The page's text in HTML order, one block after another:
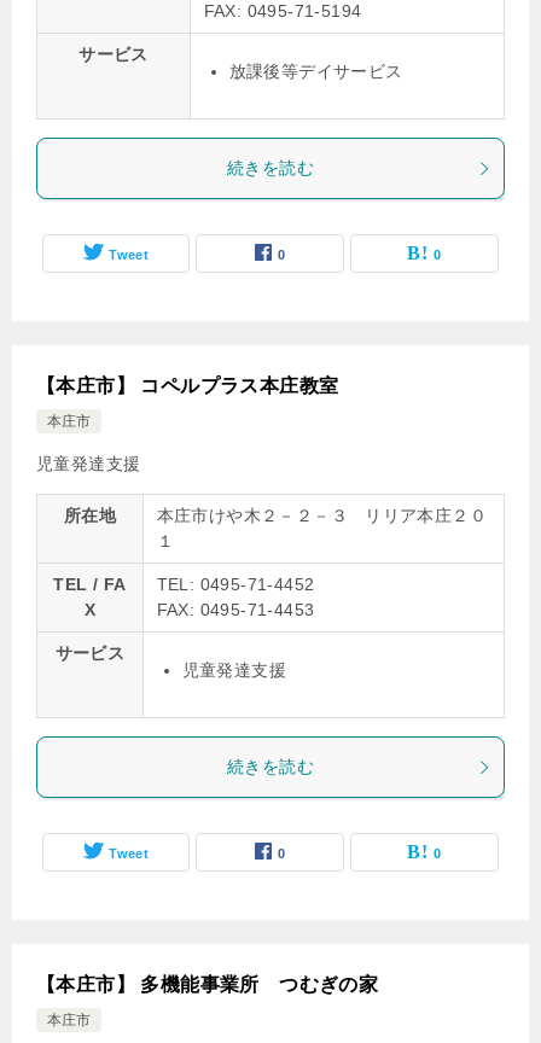
FAX: 0495-71-5194
サービス
放課後等デイサービス
続きを読む
Tweet 0 0
【本庄市】 コペルプラス本庄教室
本庄市
児童発達支援
所在地
本庄市けや木２－２－３ リリア本庄２０
１
TEL / FA
X
TEL: 0495-71-4452
FAX: 0495-71-4453
サービス
児童発達支援
続きを読む
Tweet 0 0
【本庄市】 多機能事業所 つむぎの家
本庄市